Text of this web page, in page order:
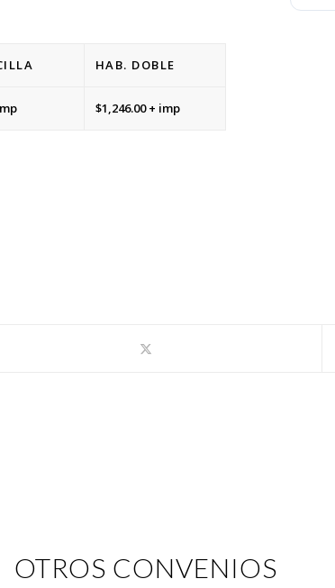
HAB. DOBLE
$1,246.00 + imp
OTROS CONVENIOS